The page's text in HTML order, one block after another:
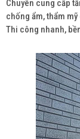
Chuyên cung cấp
chống ẩm, thẩm
Thi công nhanh,